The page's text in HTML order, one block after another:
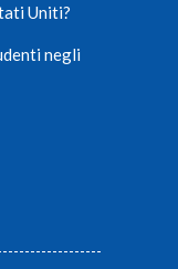
Uniti?
negli